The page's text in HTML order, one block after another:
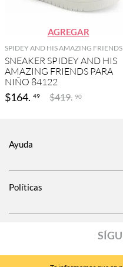
AGREGAR
SPIDEY AND HIS AMAZING FRIENDS
SNEAKER SPIDEY AND HIS
AMAZING FRIENDS PARA
NIÑO 84122
$164. 49 $419. 90
Ayuda
Políticas